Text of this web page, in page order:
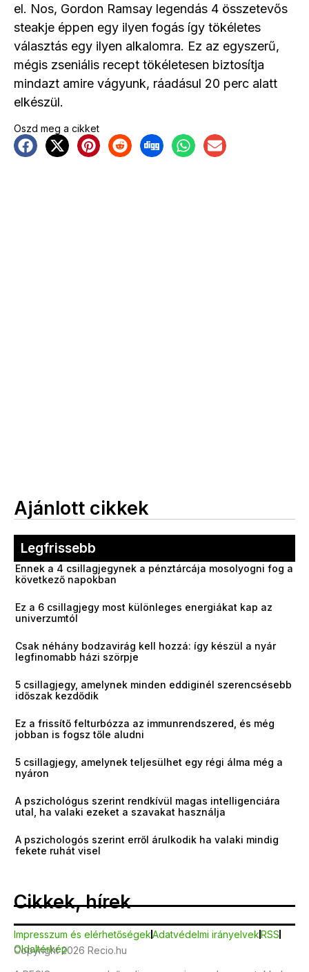
el. Nos, Gordon Ramsay legendás 4 összetevős
steakje éppen egy ilyen fogás így tökéletes
választás egy ilyen alkalomra. Ez az egyszerű,
mégis zseniális recept tökéletesen biztosítja
mindazt amire vágyunk, ráadásul 20 perc alatt
elkészül.
Oszd meg a cikket
Ajánlott cikkek
Legfrissebb
Ennek a 4 csillagjegynek a pénztárcája mosolyogni fog a
következő napokban
Ez a 6 csillagjegy most különleges energiákat kap az
univerzumtól
Csak néhány bodzavirág kell hozzá: így készül a nyár
legfinomabb házi szörpje
5 csillagjegy, amelynek minden eddiginél szerencsésebb
időszak kezdődik
Ez a frissítő felturbózza az immunrendszered, és még
jobban is fogsz tőle aludni
5 csillagjegy, amelynek teljesülhet egy régi álma még a
nyáron
A pszichológus szerint rendkívül magas intelligenciára
utal, ha valaki ezeket a szavakat használja
A pszichologós szerint erről árulkodik ha valaki mindig
fekete ruhát visel
Cikkek, hírek
Impresszum és elérhetőségekAdatvédelmi irányelvekRSS
Oldaltérkép
Copyright 2026 Recio.hu